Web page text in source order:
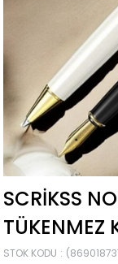
SCRIKSS
TÜKENMEZ
STOK KODU